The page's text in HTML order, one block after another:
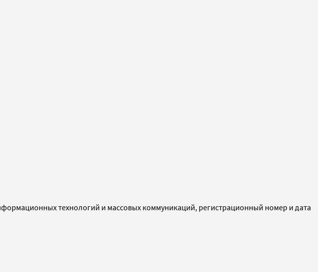
технологий и массовых коммуникаций, регистрационный номер и дата